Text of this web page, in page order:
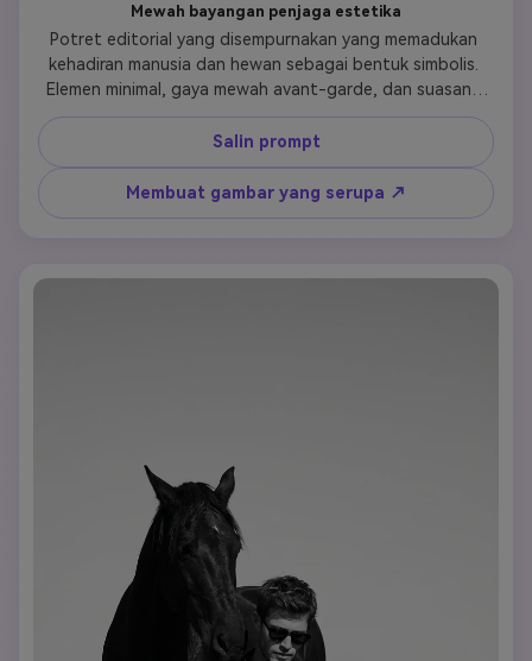
Mewah bayangan penjaga estetika
Potret editorial yang disempurnakan yang memadukan
kehadiran manusia dan hewan sebagai bentuk simbolis.
Elemen minimal, gaya mewah avant-garde, dan suasana
hati yang tenang dan meditatif yang disampaikan melalui
postur yang terkendali dan kontras nada.
Salin prompt
Membuat gambar yang serupa ↗